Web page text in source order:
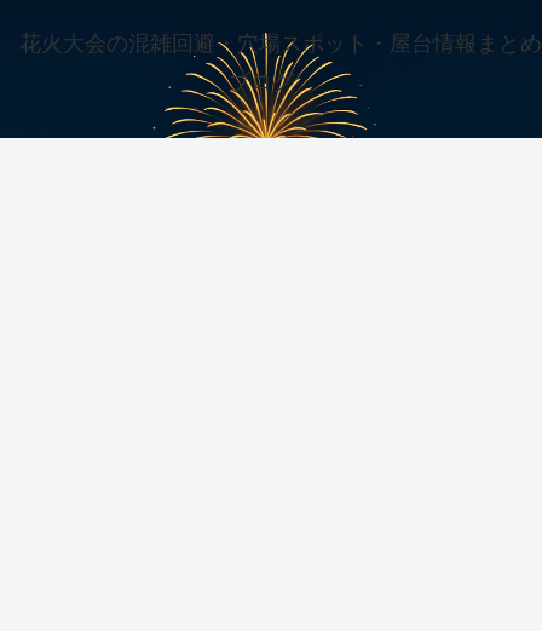
花火大会の混雑回避・穴場スポット・屋台情報まとめ
ブログ